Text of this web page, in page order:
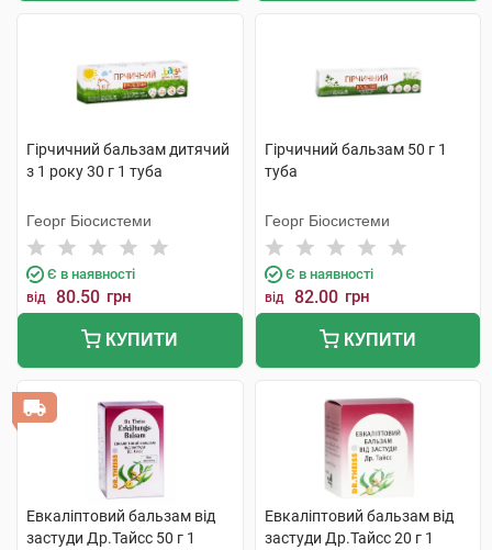
Гірчичний бальзам дитячий
з 1 року 30 г 1 туба
Георг Біосистеми
Є в наявності
від 80.50 грн
КУПИТИ
Гірчичний бальзам 50 г 1
туба
Георг Біосистеми
Є в наявності
від 82.00 грн
КУПИТИ
Евкаліптовий бальзам від
застуди Др.Тайсс 50 г 1
Евкаліптовий бальзам від
застуди Др.Тайсс 20 г 1